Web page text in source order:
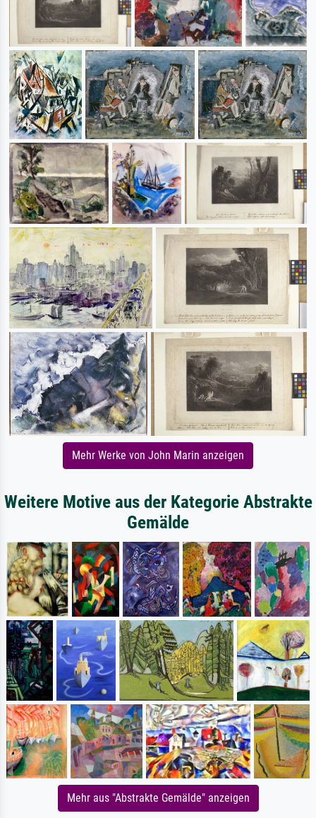
Mehr Werke von John Marin anzeigen
Weitere Motive aus der Kategorie Abstrakte
Gemälde
Mehr aus "Abstrakte Gemälde" anzeigen